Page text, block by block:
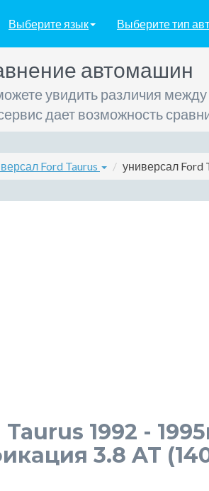
Выберите язык Выберите тип
автомашин
увидить различия
дает возможность
Ford Taurus универсал Ford
1992 -
3.8 AT